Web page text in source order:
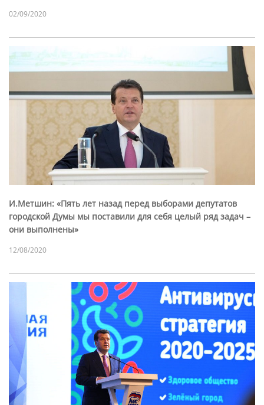
02/09/2020
И.Метшин: «Пять лет назад перед выборами депутатов
городской Думы мы поставили для себя целый ряд задач –
они выполнены»
12/08/2020